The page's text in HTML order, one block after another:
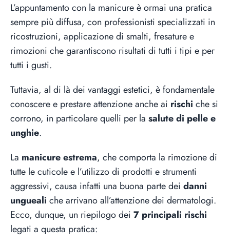
L’appuntamento con la manicure è ormai una pratica
sempre più diffusa, con professionisti specializzati in
ricostruzioni, applicazione di smalti, fresature e
rimozioni che garantiscono risultati di tutti i tipi e per
tutti i gusti.
Tuttavia, al di là dei vantaggi estetici, è fondamentale
conoscere e prestare attenzione anche ai rischi che si
corrono, in particolare quelli per la salute di pelle e
unghie.
La manicure estrema, che comporta la rimozione di
tutte le cuticole e l’utilizzo di prodotti e strumenti
aggressivi, causa infatti una buona parte dei danni
ungueali che arrivano all’attenzione dei dermatologi.
Ecco, dunque, un riepilogo dei 7 principali rischi
legati a questa pratica: